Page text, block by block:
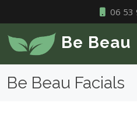
06 53
Be Beau
Be Beau Facials